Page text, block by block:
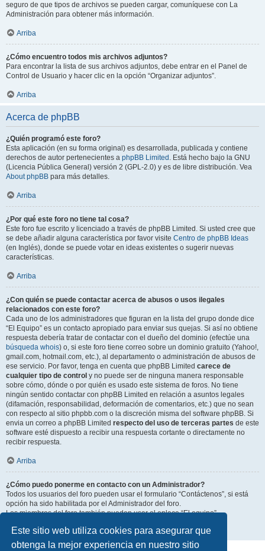
Este sitio web utiliza cookies para asegurar que
obtenga la mejor experiencia en nuestro sitio
seguro de que tipos de archivos se pueden cargar, comuníquese con La
Administración para obtener más información.
Arriba
¿Cómo encuentro todos mis archivos adjuntos?
Para encontrar la lista de sus archivos adjuntos, debe entrar en el Panel de
Control de Usuario y hacer clic en la opción “Organizar adjuntos”.
Arriba
Acerca de phpBB
¿Quién programó este foro?
Esta aplicación (en su forma original) es desarrollada, publicada y contiene
derechos de autor pertenecientes a phpBB Limited . Está hecho bajo la GNU
(Licencia Pública General) versión 2 (GPL-2.0) y es de libre distribución. Vea
About phpBB para más detalles.
Arriba
¿Por qué este foro no tiene tal cosa?
Este foro fue escrito y licenciado a través de phpBB Limited. Si usted cree que
se debe añadir alguna característica por favor visite Centro de phpBB Ideas
(en Inglés), donde se puede votar en ideas existentes o sugerir nuevas
características.
Arriba
¿Con quién se puede contactar acerca de abusos o usos ilegales
relacionados con este foro?
Cada uno de los administradores que figuran en la lista del grupo donde dice
“El Equipo” es un contacto apropiado para enviar sus quejas. Si así no obtiene
respuesta debería tratar de contactar con el dueño del dominio (efectúe una
búsqueda whois) o, si este foro tiene correo sobre un dominio gratuito (Yahoo!,
gmail.com, hotmail.com, etc.), al departamento o administración de abusos de
ese servicio. Por favor, tenga en cuenta que phpBB Limited carece de
cualquier tipo de control y no puede ser de ninguna manera responsable
sobre cómo, dónde o por quién es usado este sistema de foros. No tiene
ningún sentido contactar con phpBB Limited en relación a asuntos legales
(difamación, responsabilidad, deformación de comentarios, etc.) que no sean
con respecto al sitio phpbb.com o la discreción misma del software phpBB. Si
envia un correo a phpBB Limited respecto del uso de terceras partes de este
software esté dispuesto a recibir una respuesta cortante o directamente no
recibir respuesta.
Arriba
¿Cómo puedo ponerme en contacto con un Administrador?
Todos los usuarios del foro pueden usar el formulario “Contáctenos”, si está
opción ha sido habilitada por el Administrador del foro.
Los miembros del foro también pueden usar el enlace “El equipo”.
Arriba